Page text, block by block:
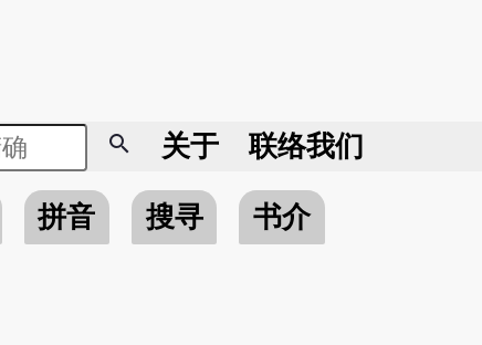
search 关于 联络我们
拼音 搜寻
书介